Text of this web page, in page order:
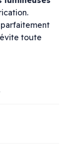
toute